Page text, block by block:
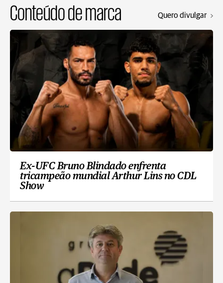
Conteúdo de marca Quero divulgar
Ex-UFC Bruno Blindado enfrenta
tricampeão mundial Arthur Lins no CDL
Show